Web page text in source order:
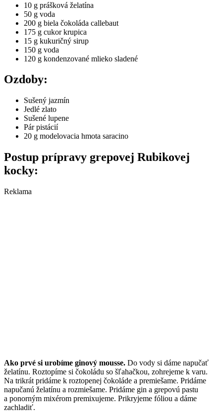
10 g prášková želatína
50 g voda
200 g biela čokoláda callebaut
175 g cukor krupica
15 g kukuričný sirup
150 g voda
120 g kondenzované mlieko sladené
Ozdoby:
Sušený jazmín
Jedlé zlato
Sušené lupene
Pár pistácií
20 g modelovacia hmota saracino
Postup prípravy grepovej Rubikovej
kocky:
Reklama
Ako prvé si urobíme ginový mousse. Do vody si dáme napučať
želatínu. Roztopíme si čokoládu so šľahačkou, zohrejeme k varu.
Na trikrát pridáme k roztopenej čokoláde a premiešame. Pridáme
napučanú želatínu a rozmiešame. Pridáme gin a grepovú pastu
a ponorným mixérom premixujeme. Prikryjeme fóliou a dáme
zachladiť.